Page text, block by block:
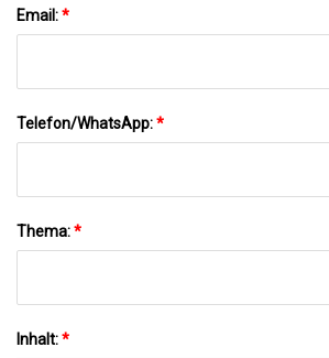
Email:*
Telefon/WhatsApp:*
Thema:*
Inhalt:*